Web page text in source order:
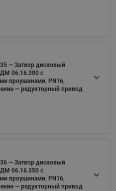
— Затвор дисковый
06.16.300 с
проушинами, PN16,
— редукторный привод
— Затвор дисковый
06.16.350 с
проушинами, PN16,
— редукторный привод